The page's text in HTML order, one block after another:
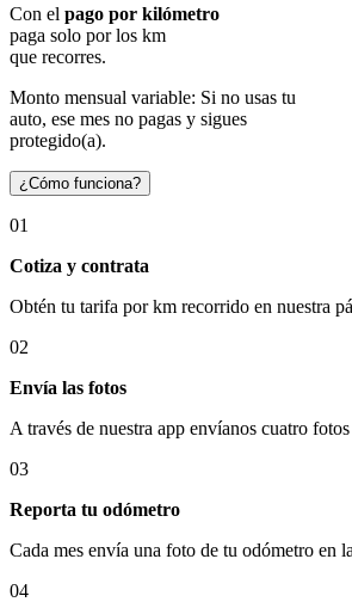
Con el pago por kilómetro
paga solo por los km
que recorres.
Monto mensual variable: Si no usas tu
auto, ese mes no pagas y sigues
protegido(a).
¿Cómo funciona?
01
Cotiza y contrata
Obtén tu tarifa por km recorrido en nuestra
02
Envía las fotos
A través de nuestra app envíanos cuatro
03
Reporta tu odómetro
Cada mes envía una foto de tu odómetro en
04